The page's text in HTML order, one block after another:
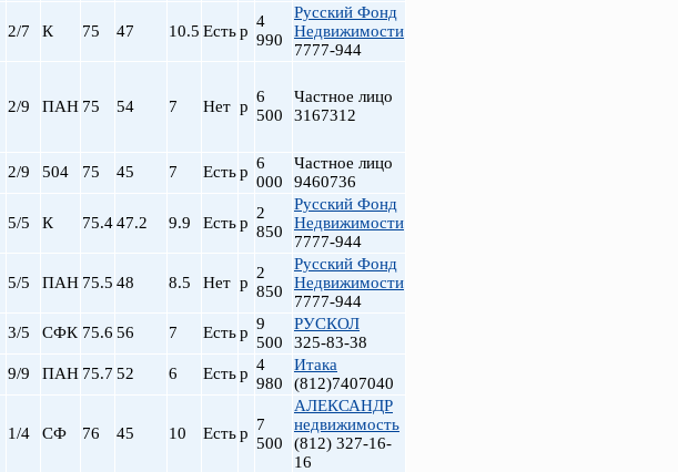
2/7 К 75 47 10.5 Естьр
4
990
Русский Фонд
Недвижимости
7777-944
2/9 ПАН 75 54 7 Нет р
6
500
Частное лицо
3167312
2/9 504 75 45 7 Естьр 6
000
Частное лицо
9460736
5/5 К 75.447.2 9.9 Естьр
2
850
Русский Фонд
Недвижимости
7777-944
5/5 ПАН 75.5 48 8.5 Нет р
2
850
Русский Фонд
Недвижимости
7777-944
3/5 СФК 75.6 56 7 Естьр 9
500
РУСКОЛ
325-83-38
9/9 ПАН 75.7 52 6 Естьр 4
980
Итака
(812)7407040
1/4 СФ 76 45 10 Естьр 7
500
АЛЕКСАНДР
недвижимость
(812) 327-16-
16